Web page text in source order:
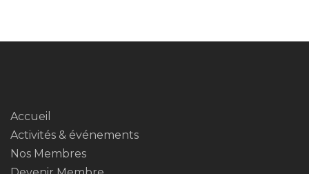
Accueil
Activités & événements
Nos Membres